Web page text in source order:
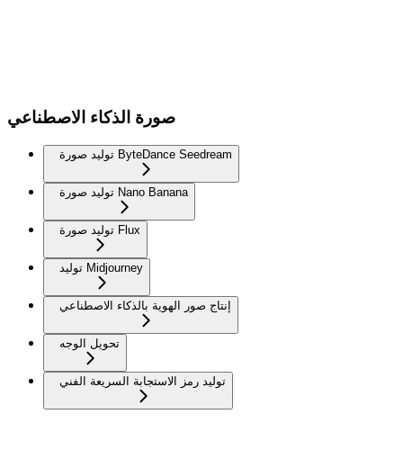
صورة الذكاء الاصطناعي
توليد صورة ByteDance Seedream
توليد صورة Nano Banana
توليد صورة Flux
توليد Midjourney
إنتاج صور الهوية بالذكاء الاصطناعي
تحويل الوجه
توليد رمز الاستجابة السريعة الفني